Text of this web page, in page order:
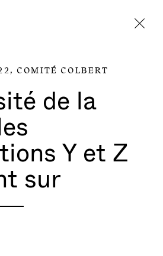
COMITÉ COLBERT
de la
Y et Z
sur